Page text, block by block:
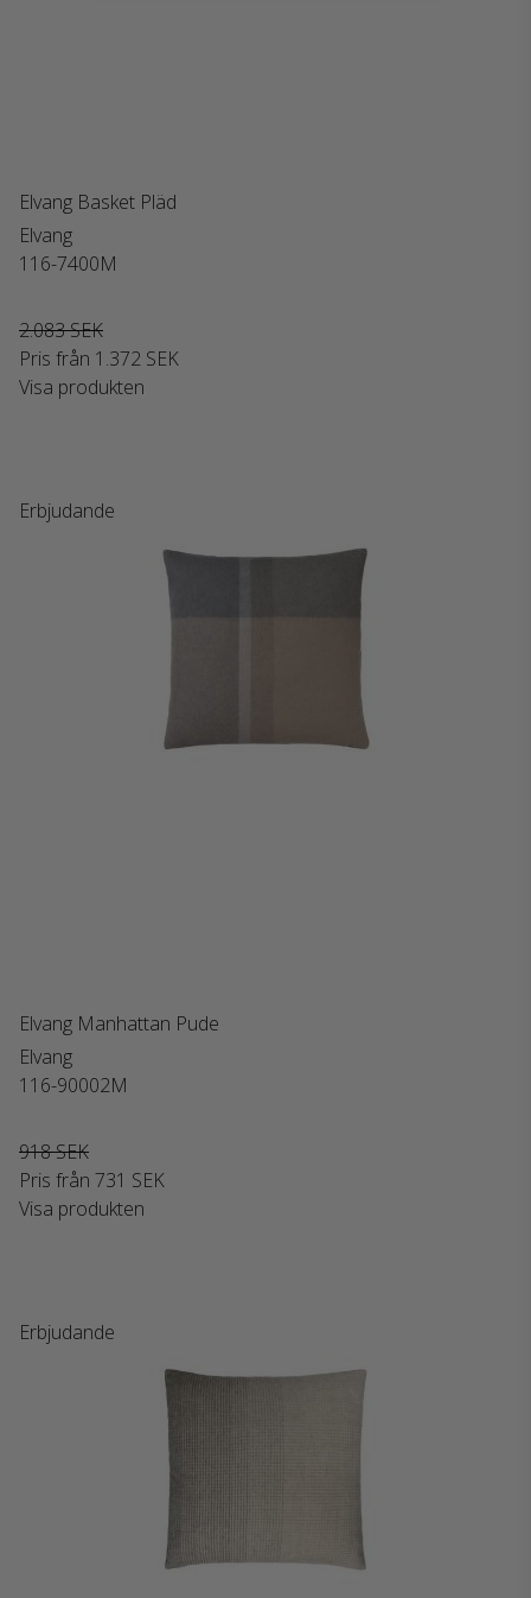
Elvang Basket Pläd
Elvang
116-7400M
2.083 SEK
Pris från 1.372 SEK
Visa produkten
Erbjudande
Elvang Manhattan Pude
Elvang
116-90002M
918 SEK
Pris från 731 SEK
Visa produkten
Erbjudande